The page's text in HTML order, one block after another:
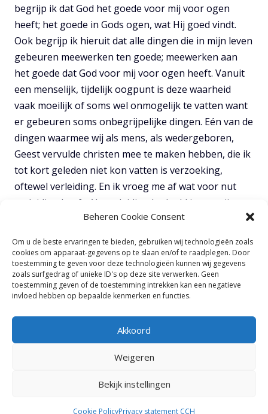
Beheren Cookie Consent
Om u de beste ervaringen te bieden, gebruiken wij technologieën zoals
cookies om apparaat-gegevens op te slaan en/of te raadplegen. Door
toestemming te geven voor deze technologieën kunnen wij gegevens
zoals surfgedrag of unieke ID's op deze site verwerken. Geen
toestemming geven of de toestemming intrekken kan een negatieve
invloed hebben op bepaalde kenmerken en functies.
Akkoord
Weigeren
Bekijk instellingen
Cookie PolicyPrivacy statement CCH
begrijp ik dat God het goede voor mij voor ogen
heeft; het goede in Gods ogen, wat Hij goed vindt.
Ook begrijp ik hieruit dat alle dingen die in mijn leven
gebeuren meewerken ten goede; meewerken aan
het goede dat God voor mij voor ogen heeft. Vanuit
een menselijk, tijdelijk oogpunt is deze waarheid
vaak moeilijk of soms wel onmogelijk te vatten want
er gebeuren soms onbegrijpelijke dingen. Eén van de
dingen waarmee wij als mens, als wedergeboren,
Geest vervulde christen mee te maken hebben, die ik
tot kort geleden niet kon vatten is verzoeking,
oftewel verleiding. En ik vroeg me af wat voor nut
verleiding heeft. Als verleiding bedoeld is om mij te
verleiden tot zonde, waarom zou God dit toelaten?
verleidt worden?Als ik Romeinen 8:28 geloof, dan
moet er een hele goede reden hiervoor zijn. En ik
geloof dat die reden in Mattheüs 4:111 te vinden is.
Calvary Chapel Haarlemmermeer |